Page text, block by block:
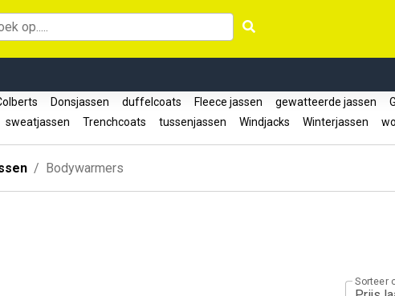
Donsjassen duffelcoats Fleece jassen gewatteerde jassen
sweatjassen Trenchcoats tussenjassen Windjacks Winterjassen
Bodywarmers
Sorteer